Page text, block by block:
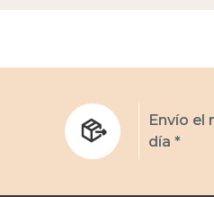
Envío el
día *